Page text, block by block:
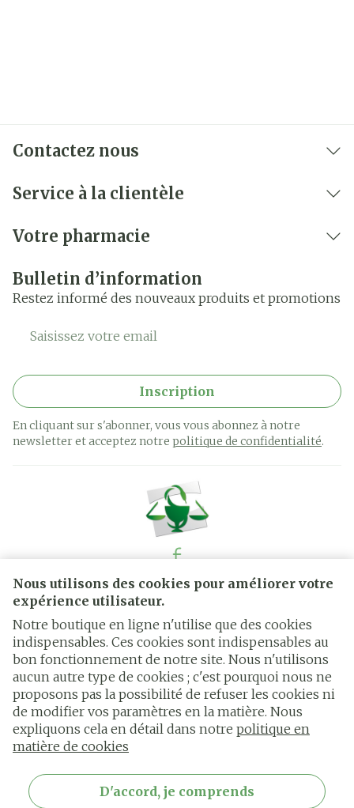
Nous utilisons des cookies pour améliorer votre
expérience utilisateur.
Notre boutique en ligne n'utilise que des cookies
indispensables. Ces cookies sont indispensables au
bon fonctionnement de notre site. Nous n'utilisons
aucun autre type de cookies ; c'est pourquoi nous ne
proposons pas la possibilité de refuser les cookies ni
de modifier vos paramètres en la matière. Nous
expliquons cela en détail dans notre politique en
matière de cookies
D'accord, je comprends
Contactez nous
Service à la clientèle
Votre pharmacie
Bulletin d’information
Restez informé des nouveaux produits et promotions
Adresse mail
Inscription
En cliquant sur s'abonner, vous vous abonnez à notre
newsletter et acceptez notre politique de confidentialité.
Liens légaux